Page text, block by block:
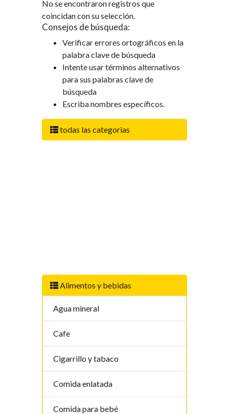
todas las categorias
Alimentos y bebidas
Agua mineral
Cafe
Cigarrillo y tabaco
Comida enlatada
Comida para bebé
No se encontraron registros que
coincidan con su selección.
Consejos de búsqueda:
Verificar errores ortográficos en la
palabra clave de búsqueda
Intente usar términos alternativos
para sus palabras clave de
búsqueda
Escriba nombres específicos.